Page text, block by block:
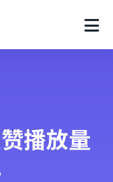
播放量